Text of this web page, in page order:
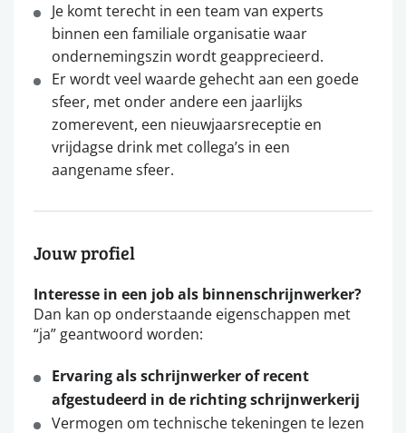
Je komt terecht in een team van experts
binnen een familiale organisatie waar
ondernemingszin wordt geapprecieerd.
Er wordt veel waarde gehecht aan een goede
sfeer, met onder andere een jaarlijks
zomerevent, een nieuwjaarsreceptie en
vrijdagse drink met collega’s in een
aangename sfeer.
Jouw profiel
Interesse in een job als binnenschrijnwerker?
Dan kan op onderstaande eigenschappen met
“ja” geantwoord worden:
Ervaring als schrijnwerker of recent
afgestudeerd in de richting schrijnwerkerij
Vermogen om technische tekeningen te lezen